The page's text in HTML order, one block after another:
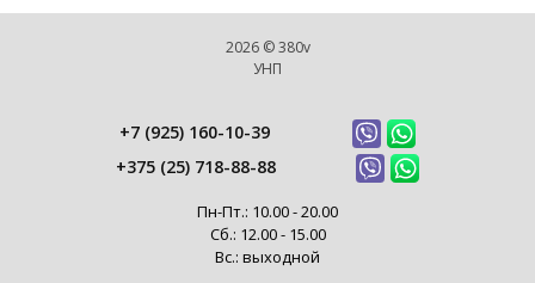
2026 © 380v
УНП
+7 (925) 160-10-39
+375 (25) 718-88-88
Пн-Пт.: 10.00 - 20.00
Сб.: 12.00 - 15.00
Вс.: выходной